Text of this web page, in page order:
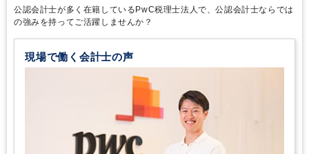
育児・託児支援制度 完全週休2日制
公認会計士が多く在籍しているPwC税理士法人で、公認会計士ならでは
の強みを持ってご活躍しませんか？
現場で働く会計士の声